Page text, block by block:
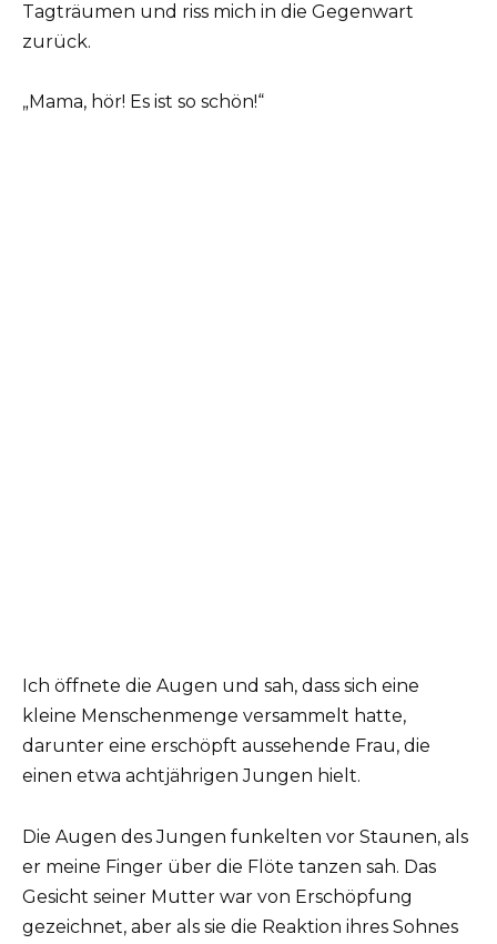
Tagträumen und riss mich in die Gegenwart
zurück.
„Mama, hör! Es ist so schön!“
Ich öffnete die Augen und sah, dass sich eine
kleine Menschenmenge versammelt hatte,
darunter eine erschöpft aussehende Frau, die
einen etwa achtjährigen Jungen hielt.
Die Augen des Jungen funkelten vor Staunen, als
er meine Finger über die Flöte tanzen sah. Das
Gesicht seiner Mutter war von Erschöpfung
gezeichnet, aber als sie die Reaktion ihres Sohnes